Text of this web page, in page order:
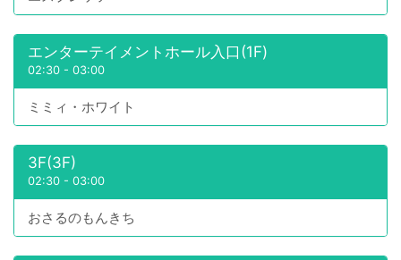
エンターテイメントホール入口(1F)
02:30 - 03:00
ミミィ・ホワイト
3F(3F)
02:30 - 03:00
おさるのもんきち